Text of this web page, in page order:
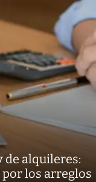
de alquileres:
los arreglos